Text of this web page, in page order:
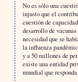
No es sólo una
injusto que el
cuestión de
desarrollo de
necesidad que se
la influenza
y a 50 millones de
existe una entidad
mundial que